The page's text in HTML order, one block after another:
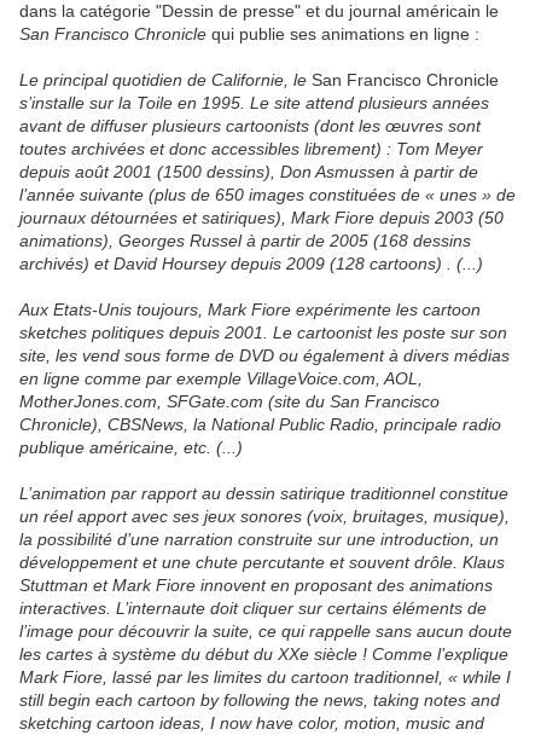
dans la catégorie "Dessin de presse" et du journal américain le
San Francisco Chronicle qui publie ses animations en ligne :
Le principal quotidien de Californie, le San Francisco Chronicle
s’installe sur la Toile en 1995. Le site attend plusieurs années
avant de diffuser plusieurs cartoonists (dont les œuvres sont
toutes archivées et donc accessibles librement) : Tom Meyer
depuis août 2001 (1500 dessins), Don Asmussen à partir de
l’année suivante (plus de 650 images constituées de « unes » de
journaux détournées et satiriques), Mark Fiore depuis 2003 (50
animations), Georges Russel à partir de 2005 (168 dessins
archivés) et David Hoursey depuis 2009 (128 cartoons) . (...)
Aux Etats-Unis toujours, Mark Fiore expérimente les cartoon
sketches politiques depuis 2001. Le cartoonist les poste sur son
site, les vend sous forme de DVD ou également à divers médias
en ligne comme par exemple VillageVoice.com, AOL,
MotherJones.com, SFGate.com (site du San Francisco
Chronicle), CBSNews, la National Public Radio, principale radio
publique américaine, etc. (...)
L’animation par rapport au dessin satirique traditionnel constitue
un réel apport avec ses jeux sonores (voix, bruitages, musique),
la possibilité d’une narration construite sur une introduction, un
développement et une chute percutante et souvent drôle. Klaus
Stuttman et Mark Fiore innovent en proposant des animations
interactives. L’internaute doit cliquer sur certains éléments de
l’image pour découvrir la suite, ce qui rappelle sans aucun doute
les cartes à système du début du XXe siècle ! Comme l’explique
Mark Fiore, lassé par les limites du cartoon traditionnel, « while I
still begin each cartoon by following the news, taking notes and
sketching cartoon ideas, I now have color, motion, music and